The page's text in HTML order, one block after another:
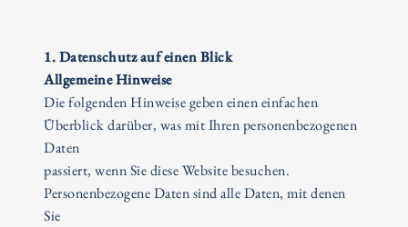
1. Datenschutz auf einen Blick
Allgemeine Hinweise
Die folgenden Hinweise geben einen einfachen
Überblick darüber, was mit Ihren personenbezogenen
Daten
passiert, wenn Sie diese Website besuchen.
Personenbezogene Daten sind alle Daten, mit denen
Sie